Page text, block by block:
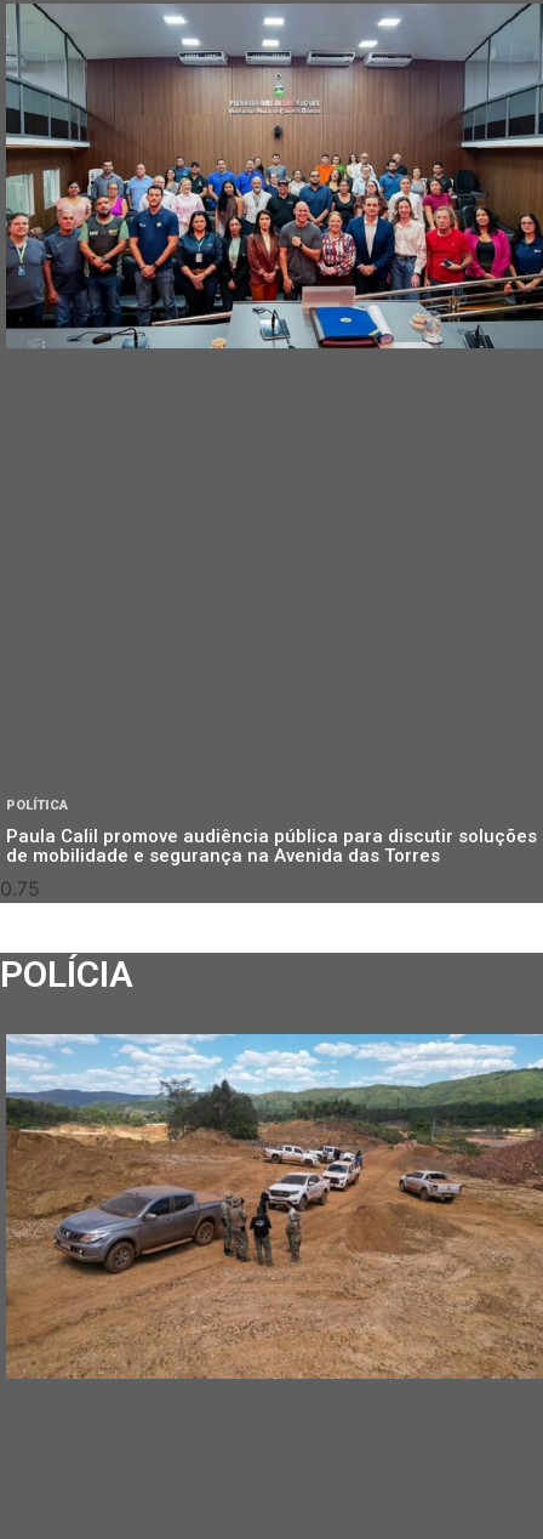
POLÍTICA
Paula Calil promove audiência pública para discutir soluções
de mobilidade e segurança na Avenida das Torres
POLÍCIA